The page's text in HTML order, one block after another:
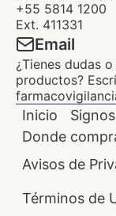
+55 5814 1200
Ext. 411331
Email
¿Tienes dudas
productos?
Inicio
Donde
Avisos de
Términos de